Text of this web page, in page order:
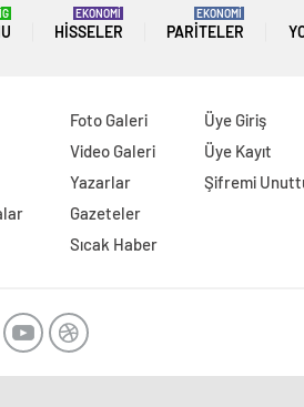
HISSELER
EKONOMİ
PARITELER
EKONOMİ
Foto Galeri
Video Galeri
Yazarlar
Gazeteler
Sıcak Haber
Üye Giriş
Üye Kayıt
Şifremi